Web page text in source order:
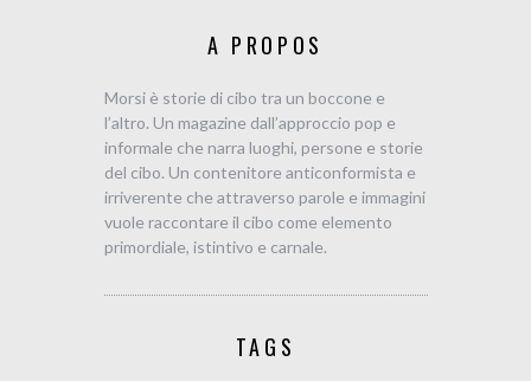
A PROPOS
Morsi è storie di cibo tra un boccone e
l’altro. Un magazine dall’approccio pop e
informale che narra luoghi, persone e storie
del cibo. Un contenitore anticonformista e
irriverente che attraverso parole e immagini
vuole raccontare il cibo come elemento
primordiale, istintivo e carnale.
TAGS